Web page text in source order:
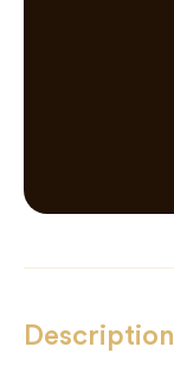
Description